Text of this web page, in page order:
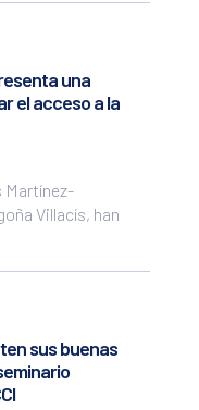
una
el acceso a la
Martínez-
Villacís, han
sus buenas